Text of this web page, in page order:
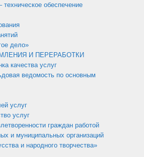
техническое обеспечение
дело»
И ПЕРЕРАБОТКИ
качества услуг
ведомость по основным
услуг
услуг
граждан работой
и муниципальных организаций
и народного творчества»